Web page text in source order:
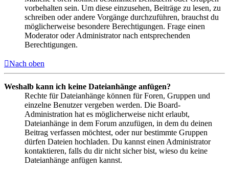
vorbehalten sein. Um diese einzusehen, Beiträge zu lesen, zu
schreiben oder andere Vorgänge durchzuführen, brauchst du
möglicherweise besondere Berechtigungen. Frage einen
Moderator oder Administrator nach entsprechenden
Berechtigungen.
Nach oben
Weshalb kann ich keine Dateianhänge anfügen?
Rechte für Dateianhänge können für Foren, Gruppen und
einzelne Benutzer vergeben werden. Die Board-
Administration hat es möglicherweise nicht erlaubt,
Dateianhänge in dem Forum anzufügen, in dem du deinen
Beitrag verfassen möchtest, oder nur bestimmte Gruppen
dürfen Dateien hochladen. Du kannst einen Administrator
kontaktieren, falls du dir nicht sicher bist, wieso du keine
Dateianhänge anfügen kannst.